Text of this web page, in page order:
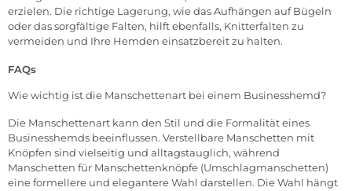
erzielen. Die richtige Lagerung, wie das Aufhängen auf Bügeln
oder das sorgfältige Falten, hilft ebenfalls, Knitterfalten zu
vermeiden und Ihre Hemden einsatzbereit zu halten.
FAQs
Wie wichtig ist die Manschettenart bei einem Businesshemd?
Die Manschettenart kann den Stil und die Formalität eines
Businesshemds beeinflussen. Verstellbare Manschetten mit
Knöpfen sind vielseitig und alltagstauglich, während
Manschetten für Manschettenknöpfe (Umschlagmanschetten)
eine formellere und elegantere Wahl darstellen. Die Wahl hängt